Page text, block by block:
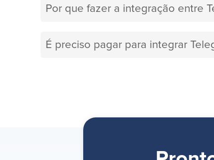
Por que fazer a integração entre
É preciso pagar para integrar